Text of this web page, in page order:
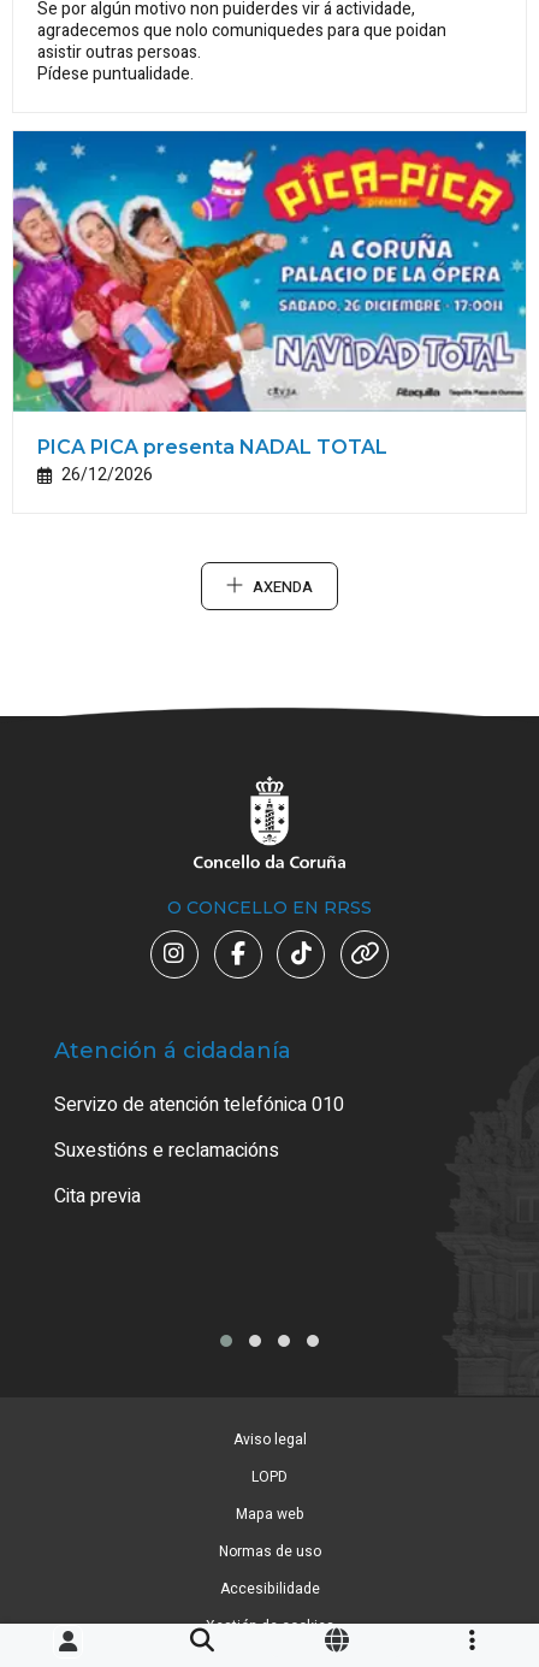
Se por algún motivo non puiderdes vir á actividade,
agradecemos que nolo comuniquedes para que poidan
asistir outras persoas.
Pídese puntualidade.
PICA PICA presenta NADAL TOTAL
26/12/2026
AXENDA
O CONCELLO EN RRSS
Atención á cidadanía
Servizo de atención telefónica 010
Suxestións e reclamacións
Cita previa
Aviso legal
LOPD
Mapa web
Normas de uso
Accesibilidade
Xestión de cookies